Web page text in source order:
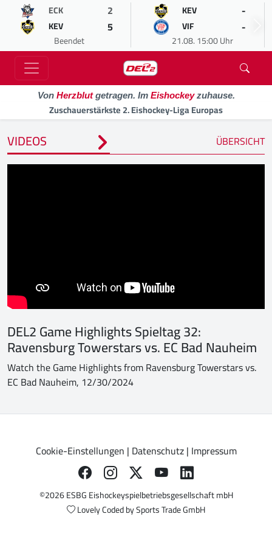
ECK 2
KEV 5
Beendet
KEV -
VIF -
21.08. 15:00 Uhr
Von Herzblutgetragen. Im Eishockeyzuhause.
Zuschauerstärkste 2. Eishockey-Liga Europas
VIDEOS ÜBERSICHT
DEL2 Game Highlights Spieltag 32:
Ravensburg Towerstars vs. EC Bad Nauheim
Watch the Game Highlights from Ravensburg Towerstars vs.
EC Bad Nauheim, 12/30/2024
Cookie-Einstellungen | Datenschutz| Impressum
©2026 ESBG Eishockeyspielbetriebsgesellschaft mbH
Lovely Coded bySports Trade GmbH